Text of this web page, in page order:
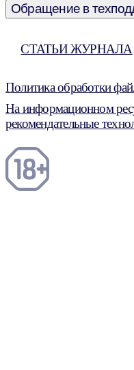
Обращение в
СТАТЬИ ЖУРНАЛА
Политика обработки
На информационном
рекомендательные